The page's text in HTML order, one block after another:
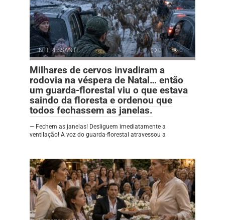
INTERESSANTE 0 0
Milhares de cervos invadiram a
rodovia na véspera de Natal… então
um guarda-florestal viu o que estava
saindo da floresta e ordenou que
todos fechassem as janelas.
— Fechem as janelas! Desliguem imediatamente a
ventilação! A voz do guarda-florestal atravessou a